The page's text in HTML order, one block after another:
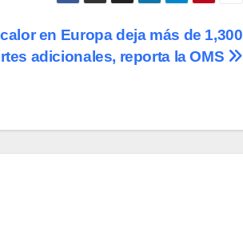
en Europa deja más de 1,300
adicionales, reporta la OMS